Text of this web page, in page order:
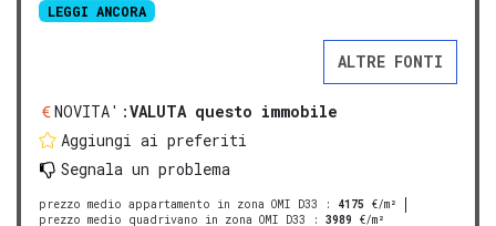
LEGGI ANCORA
ALTRE FONTI
NOVITA':VALUTA questo immobile
Aggiungi ai preferiti
Segnala un problema
prezzo medio appartamento in zona OMI D33 : 4175 €/m²
prezzo medio quadrivano in zona OMI D33 : 3989 €/m²